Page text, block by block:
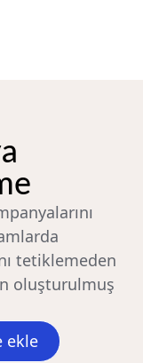
tetiklemeden
oluşturulmuş
ekle